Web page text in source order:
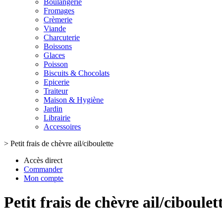
Boulangerie
Fromages
Crèmerie
Viande
Charcuterie
Boissons
Glaces
Poisson
Biscuits & Chocolats
Epicerie
Traiteur
Maison & Hygiène
Jardin
Librairie
Accessoires
> Petit frais de chèvre ail/ciboulette
Accès direct
Commander
Mon compte
Petit frais de chèvre ail/